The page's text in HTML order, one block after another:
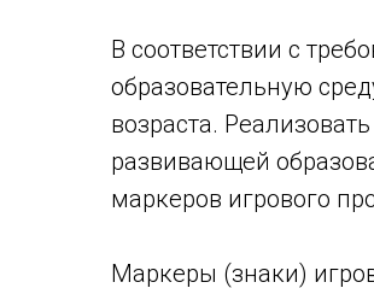
В соответствии с
образовательную
возраста.
развивающей
маркеров игрового
Маркеры (знаки)